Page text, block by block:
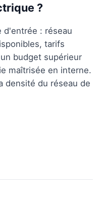
?
d'entrée : réseau
tarifs
budget supérieur
maîtrisée en interne.
densité du réseau de